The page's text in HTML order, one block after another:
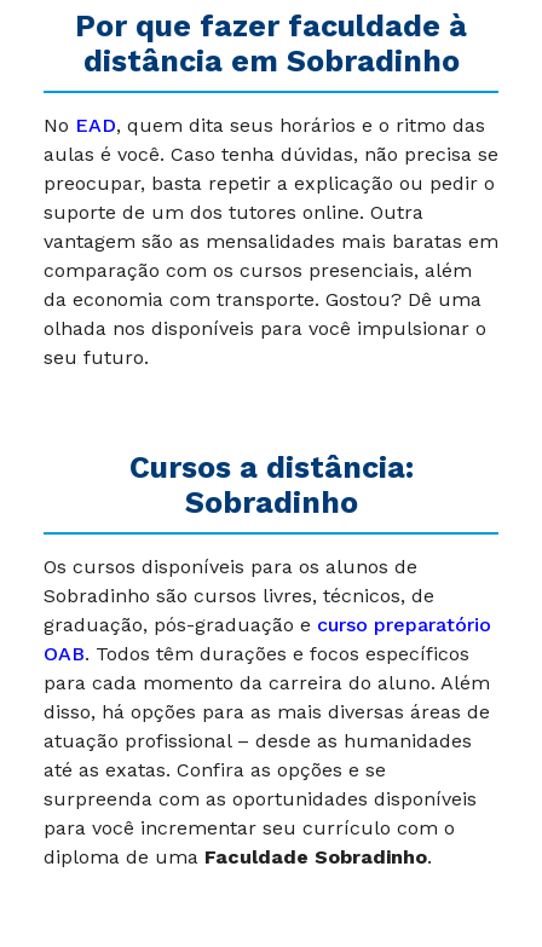
Por que fazer faculdade à
distância em Sobradinho
No EAD, quem dita seus horários e o ritmo das
aulas é você. Caso tenha dúvidas, não precisa se
preocupar, basta repetir a explicação ou pedir o
suporte de um dos tutores online. Outra
vantagem são as mensalidades mais baratas em
comparação com os cursos presenciais, além
da economia com transporte. Gostou? Dê uma
olhada nos disponíveis para você impulsionar o
seu futuro.
Cursos a distância:
Sobradinho
Os cursos disponíveis para os alunos de
Sobradinho são cursos livres, técnicos, de
graduação, pós-graduação e curso preparatório
OAB. Todos têm durações e focos específicos
para cada momento da carreira do aluno. Além
disso, há opções para as mais diversas áreas de
atuação profissional – desde as humanidades
até as exatas. Confira as opções e se
surpreenda com as oportunidades disponíveis
para você incrementar seu currículo com o
diploma de uma Faculdade Sobradinho.